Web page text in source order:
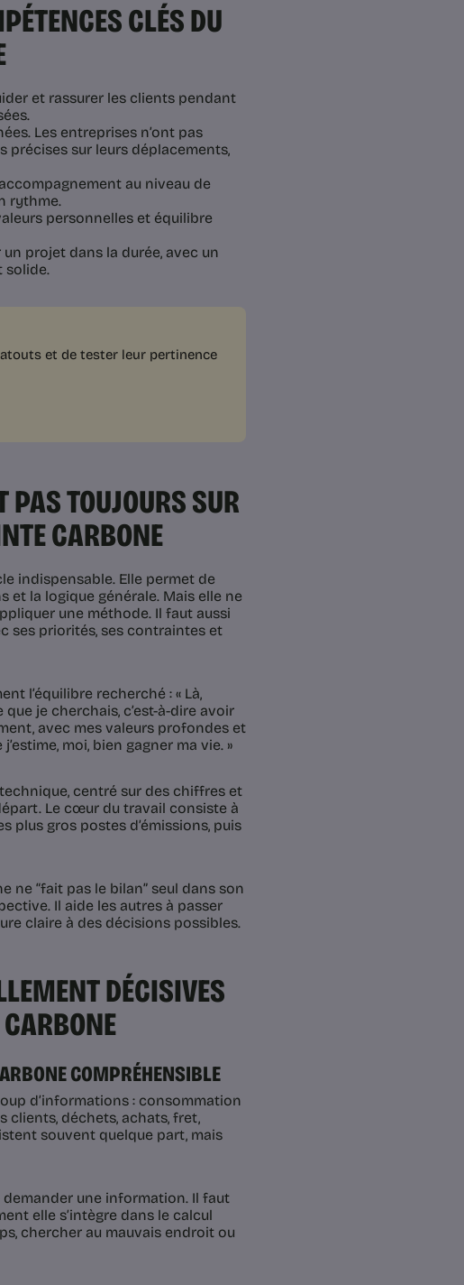
CLÉS DU
et rassurer les clients pendant
Les entreprises n’ont pas
précises sur leurs déplacements,
au niveau de
rythme.
personnelles et équilibre
projet dans la durée, avec un
solide.
et de tester leur pertinence
PAS TOUJOURS SUR
CARBONE
indispensable. Elle permet de
et la logique générale. Mais elle ne
une méthode. Il faut aussi
ses priorités, ses contraintes et
l’équilibre recherché : « Là,
je cherchais, c’est-à-dire avoir
avec mes valeurs profondes et
moi, bien gagner ma vie. »
centré sur des chiffres et
Le cœur du travail consiste à
plus gros postes d’émissions, puis
ne “fait pas le bilan” seul dans son
Il aide les autres à passer
claire à des décisions possibles.
DÉCISIVES
COMPRÉHENSIBLE
d’informations : consommation
clients, déchets, achats, fret,
souvent quelque part, mais
demander une information. Il faut
elle s’intègre dans le calcul
chercher au mauvais endroit ou